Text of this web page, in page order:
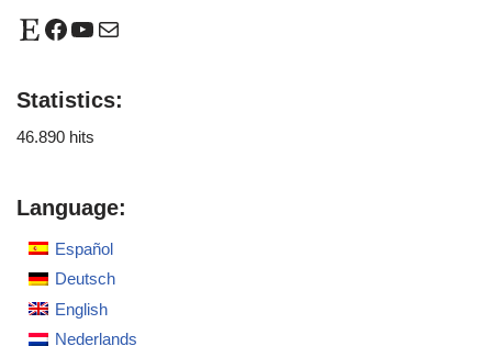
Statistics:
46.890 hits
Language:
Español
Deutsch
English
Nederlands